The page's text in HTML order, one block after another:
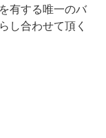
有する唯一のバ
し合わせて頂く